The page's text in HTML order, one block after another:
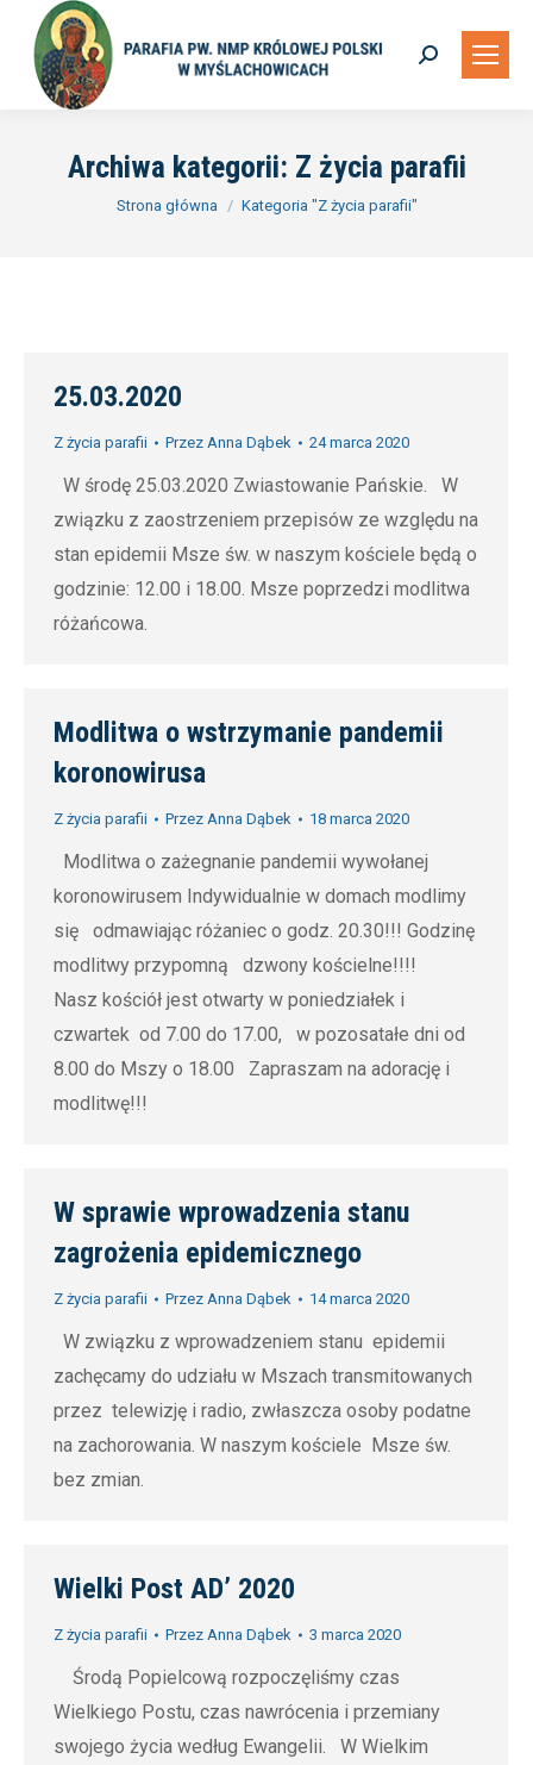
Szukaj:
Archiwa kategorii: Z życia parafii
Jesteś tutaj:
Strona główna Kategoria "Z życia parafii"
25.03.2020
Z życia parafii Przez Anna Dąbek 24 marca 2020
W środę 25.03.2020 Zwiastowanie Pańskie. W
związku z zaostrzeniem przepisów ze względu na
stan epidemii Msze św. w naszym kościele będą o
godzinie: 12.00 i 18.00. Msze poprzedzi modlitwa
różańcowa.
Modlitwa o wstrzymanie pandemii
koronowirusa
Z życia parafii Przez Anna Dąbek 18 marca 2020
Modlitwa o zażegnanie pandemii wywołanej
koronowirusem Indywidualnie w domach modlimy
się odmawiając różaniec o godz. 20.30!!! Godzinę
modlitwy przypomną dzwony kościelne!!!!
Nasz kościół jest otwarty w poniedziałek i
czwartek od 7.00 do 17.00, w pozosatałe dni od
8.00 do Mszy o 18.00 Zapraszam na adorację i
modlitwę!!!
W sprawie wprowadzenia stanu
zagrożenia epidemicznego
Z życia parafii Przez Anna Dąbek 14 marca 2020
W związku z wprowadzeniem stanu epidemii
zachęcamy do udziału w Mszach transmitowanych
przez telewizję i radio, zwłaszcza osoby podatne
na zachorowania. W naszym kościele Msze św.
bez zmian.
Wielki Post AD’ 2020
Z życia parafii Przez Anna Dąbek 3 marca 2020
Środą Popielcową rozpoczęliśmy czas
Wielkiego Postu, czas nawrócenia i przemiany
swojego życia według Ewangelii. W Wielkim